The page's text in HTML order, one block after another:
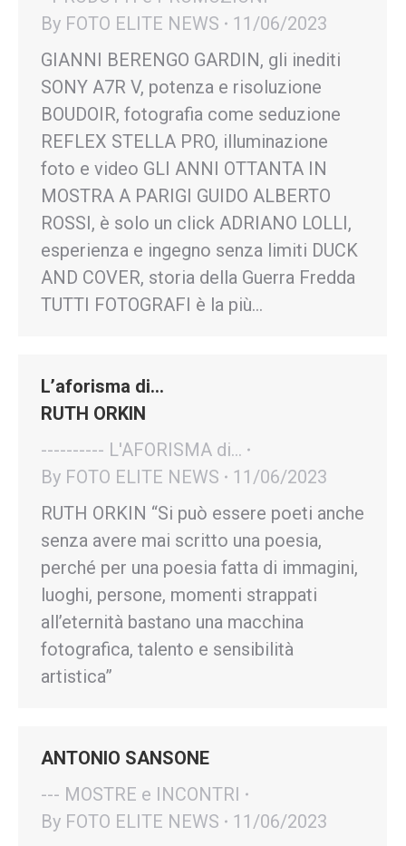
By FOTO ELITE NEWS
11/06/2023
GIANNI BERENGO GARDIN, gli inediti
SONY A7R V, potenza e risoluzione
BOUDOIR, fotografia come seduzione
REFLEX STELLA PRO, illuminazione
foto e video GLI ANNI OTTANTA IN
MOSTRA A PARIGI GUIDO ALBERTO
ROSSI, è solo un click ADRIANO LOLLI,
esperienza e ingegno senza limiti DUCK
AND COVER, storia della Guerra Fredda
TUTTI FOTOGRAFI è la più…
L’aforisma di…
RUTH ORKIN
---------- L'AFORISMA di...
By FOTO ELITE NEWS
11/06/2023
RUTH ORKIN “Si può essere poeti anche
senza avere mai scritto una poesia,
perché per una poesia fatta di immagini,
luoghi, persone, momenti strappati
all’eternità bastano una macchina
fotografica, talento e sensibilità
artistica”
ANTONIO SANSONE
--- MOSTRE e INCONTRI
By FOTO ELITE NEWS
11/06/2023